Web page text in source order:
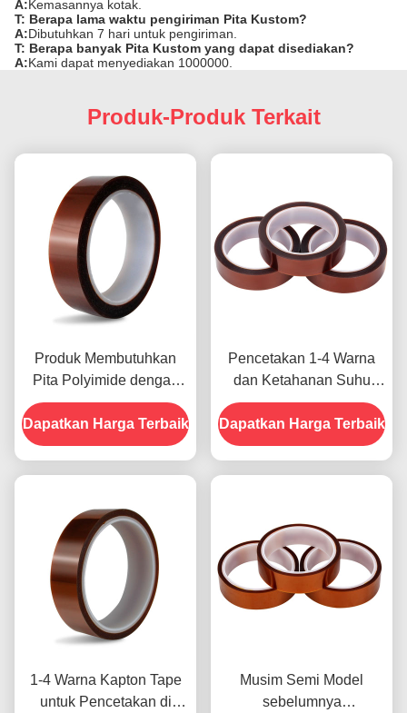
A:Kemasannya kotak.
T: Berapa lama waktu pengiriman Pita Kustom?
A:Dibutuhkan 7 hari untuk pengiriman.
T: Berapa banyak Pita Kustom yang dapat disediakan?
A:Kami dapat menyediakan 1000000.
Produk-Produk Terkait
Produk Membutuhkan
Pita Polyimide dengan
Resistensi Tegangan
1000V
Dapatkan Harga Terbaik
Pencetakan 1-4 Warna
dan Ketahanan Suhu
-10C-80C Metode
Pembayaran Kartu Kredit
untuk Model Sebelumnya
Dapatkan Harga Terbaik
1-4 Warna Kapton Tape
untuk Pencetakan di
Musim Semi Model
sebelumnya